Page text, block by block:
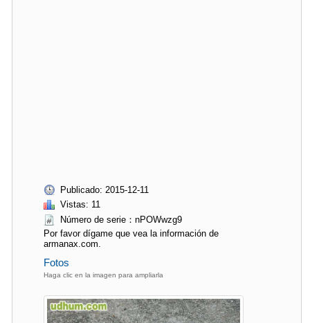
Publicado: 2015-12-11
Vistas: 11
Número de serie：nPOWwzg9
Por favor dígame que vea la información de
armanax.com.
Fotos
Haga clic en la imagen para ampliarla